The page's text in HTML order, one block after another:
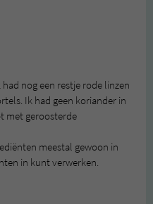
nog een restje rode linzen
Ik had geen koriander in
met geroosterde
meestal gewoon in
in kunt verwerken.